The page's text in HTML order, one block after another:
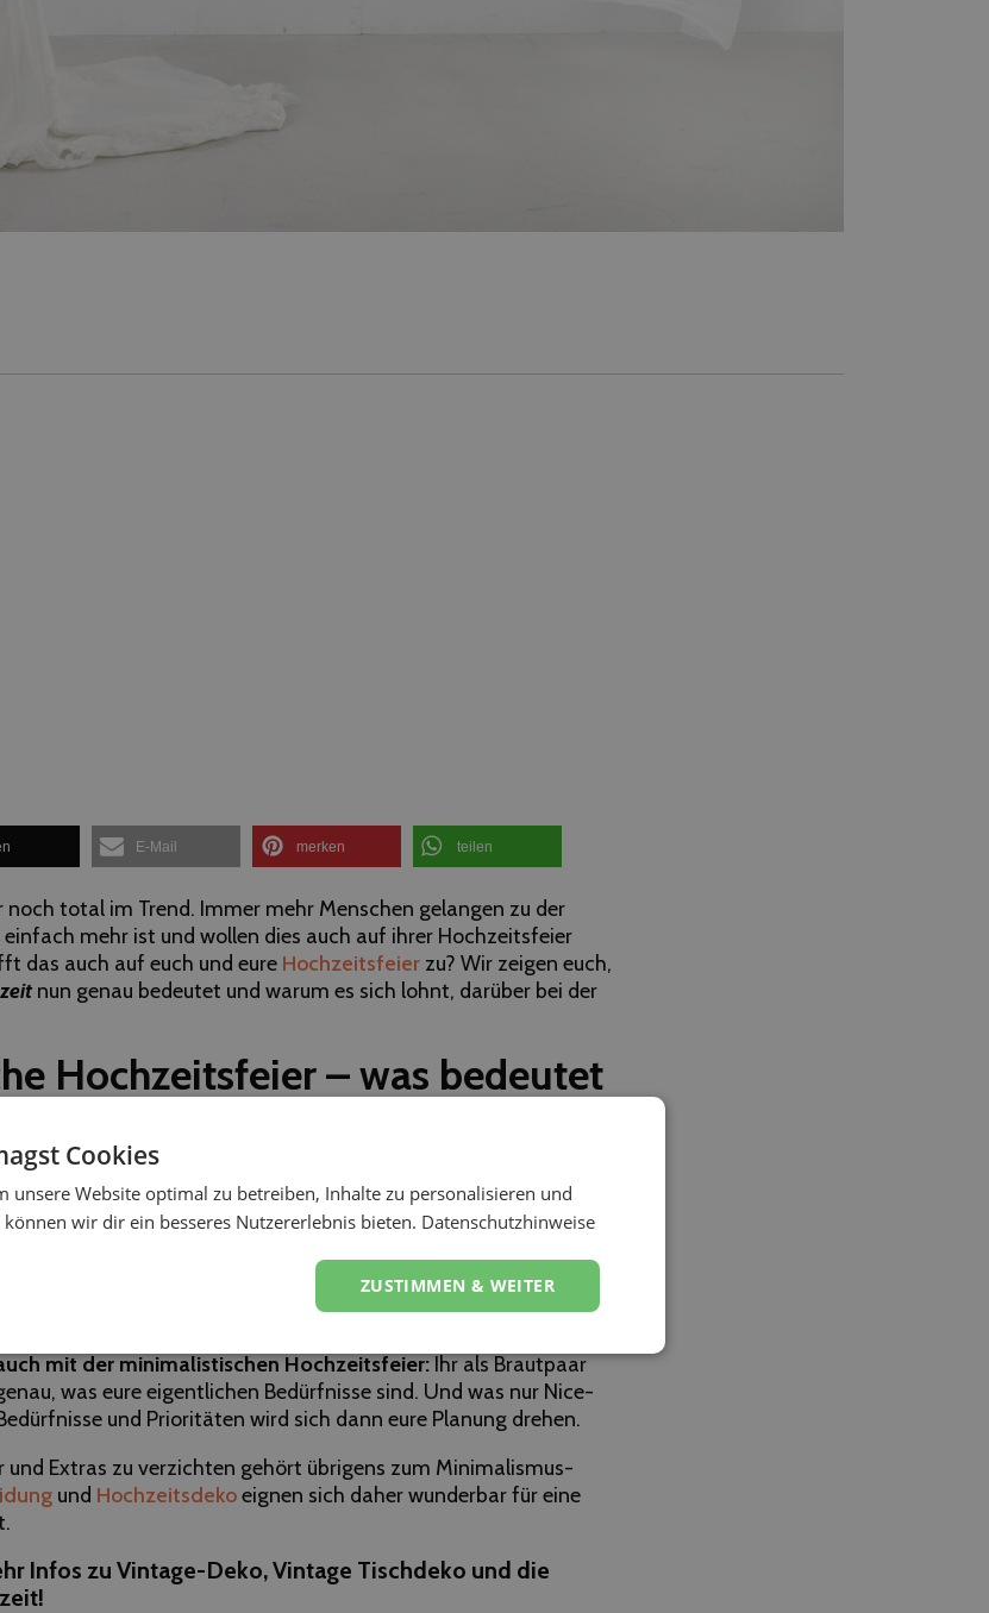
E-Mail merken teilen
total im Trend. Immer mehr Menschen gelangen zu der
mehr ist und wollen dies auch auf ihrer Hochzeitsfeier
das auch auf euch und eure Hochzeitsfeierzu? Wir zeigen euch,
nun genau bedeutet und warum es sich lohnt, darüber bei der
Hochzeitsfeier – was bedeutet
darum, sich auf das Wesentliche zu beschränken. Nicht selten
Bedürfnisse zu hinterfragen, nachhaltige
und sich so bewusst gegen den gesellschaftlich so
Während viele Menschen aus dem was sie haben
Minimalist*innen Zufriedenheit mit wenigen, dafür aber
mit der minimalistischen Hochzeitsfeier:Ihr als Brautpaar
was eure eigentlichen Bedürfnisse sind. Und was nur Nice-
und Prioritäten wird sich dann eure Planung drehen.
und Extras zu verzichten gehört übrigens zum Minimalismus-
und Hochzeitsdekoeignen sich daher wunderbar für eine
Infos zu Vintage-Deko,Vintage Tischdeko und die
!
Cookies
unsere Website optimal zu betreiben, Inhalte zu personalisieren und
können wir dir ein besseres Nutzererlebnis bieten. Datenschutzhinweise
ZUSTIMMEN & WEITER